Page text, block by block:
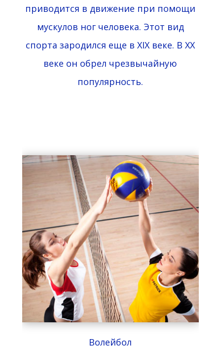
приводится в движение при помощи
мускулов ног человека. Этот вид
спорта зародился еще в XIX веке. В XX
веке он обрел чрезвычайную
популярность.
Волейбол